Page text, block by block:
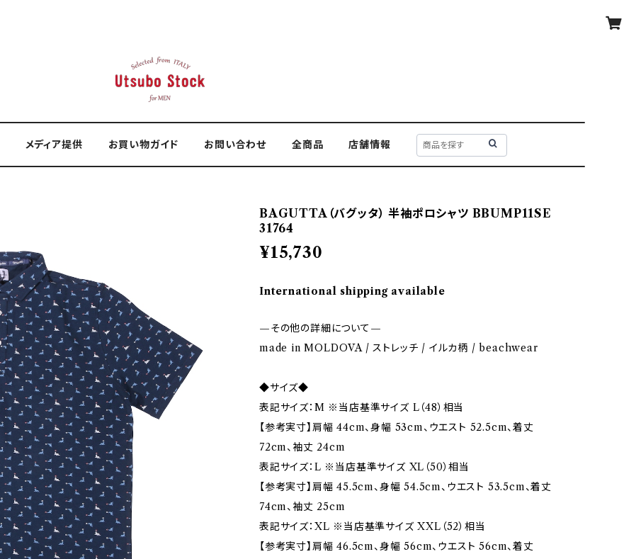
メディア提供 お買い物ガイド お問い合わせ 全商品 店舗情報
BAGUTTA（バグッタ） 半袖ポロシャツ BBUMP11SE
31764
¥15,730
International shipping available
—その他の詳細について—
made in MOLDOVA / ストレッチ / イルカ柄 / beachwear
◆サイズ◆
表記サイズ：M ※当店基準サイズ L（48）相当
【参考実寸】肩幅 44cm、身幅 53cm、ウエスト 52.5cm、着丈
72cm、袖丈 24cm
表記サイズ：L ※当店基準サイズ XL（50）相当
【参考実寸】肩幅 45.5cm、身幅 54.5cm、ウエスト 53.5cm、着丈
74cm、袖丈 25cm
表記サイズ：XL ※当店基準サイズ XXL（52）相当
【参考実寸】肩幅 46.5cm、身幅 56cm、ウエスト 56cm、着丈